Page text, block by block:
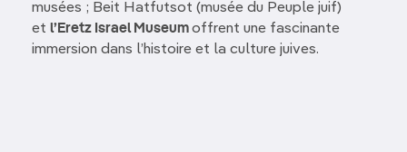
musées ; Beit Hatfutsot (musée du Peuple juif)
et l’Eretz Israel Museumoffrent une fascinante
immersion dans l’histoire et la culture juives.